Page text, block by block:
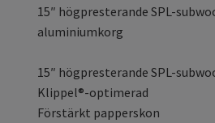
15″ högpresterande SPL-
aluminiumkorg
15″ högpresterande SPL-
Klippel®-optimerad
Förstärkt papperskon